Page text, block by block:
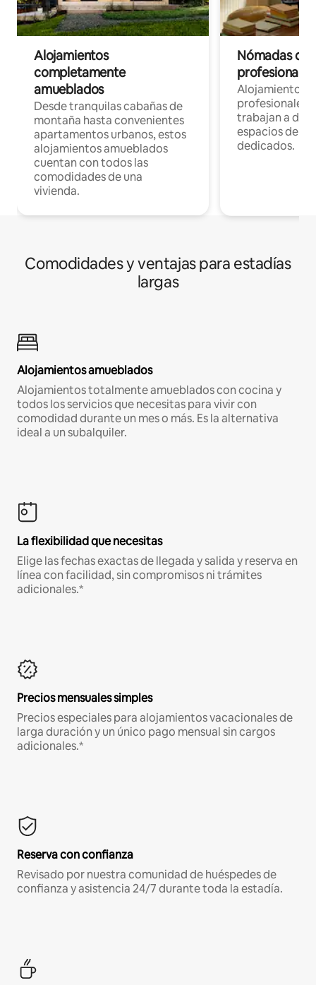
Alojamientos
completamente
amueblados
Desde tranquilas cabañas de
montaña hasta convenientes
apartamentos urbanos, estos
alojamientos amueblados
cuentan con todos las
comodidades de una
vivienda.
Nómadas
Alojamientos
profesionales
trabajan a
espacios de
dedicados.
Comodidades y ventajas para estadías
largas
Alojamientos amueblados
Alojamientos totalmente amueblados con cocina y
todos los servicios que necesitas para vivir con
comodidad durante un mes o más. Es la alternativa
ideal a un subalquiler.
La flexibilidad que necesitas
Elige las fechas exactas de llegada y salida y reserva en
línea con facilidad, sin compromisos ni trámites
adicionales.*
Precios mensuales simples
Precios especiales para alojamientos vacacionales de
larga duración y un único pago mensual sin cargos
adicionales.*
Reserva con confianza
Revisado por nuestra comunidad de huéspedes de
confianza y asistencia 24/7 durante toda la estadía.